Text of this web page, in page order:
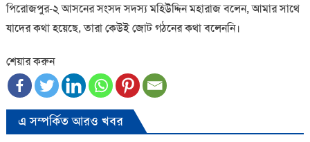
পিরোজপুর-২ আসনের সংসদ সদস্য মহিউদ্দিন মহারাজ বলেন, আমার সাথে
যাদের কথা হয়েছে, তারা কেউই জোট গঠনের কথা বলেননি।
শেয়ার করুন
এ সম্পর্কিত আরও খবর